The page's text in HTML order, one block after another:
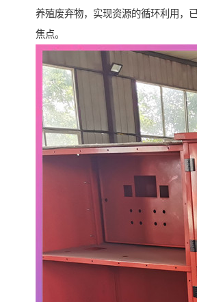
养殖废弃物，实现资源的循环利用，
焦点。